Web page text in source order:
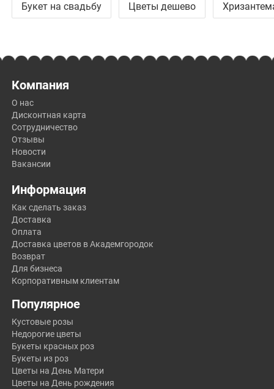
Букет на свадьбу Цветы дешево
Компания
О нас
Дисконтная карта
Сотрудничество
Отзывы
Новости
Вакансии
Информация
Как сделать заказ
Доставка
Оплата
Доставка цветов в Академгородок
Возврат
Для бизнеса
Корпоративным клиентам
Популярное
Кустовые розы
Недорогие цветы
Букеты красных роз
Букеты из роз
Цветы на День Матери
Цветы на День рождения